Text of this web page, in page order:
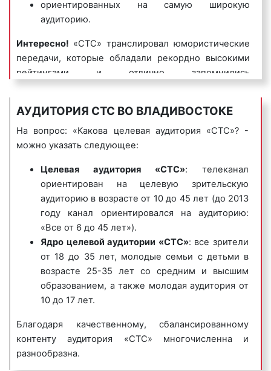
используют рекламу на СТС во Владивостоке в
качестве основного источника информации о
продаваемых товарах или оказываемых
услугах. Планируя проведение рекламной
кампании на телевидении, рекламодатели
должны многое предусмотреть, взвесить и
требующих наибольшего внимания, является
вопрос цены рекламы на СТС.
«Сколько стоит реклама на СТС во
Владивостоке?» – один из самых задаваемых
вопросов среди клиентов «Фасад Медиа
Групп». Стоимость рекламы на СТС во
Владивостоке является вариативной. Цены на
рекламу зависят от следующих факторов:
рейтинг телеканала:
чем популярнее
телеканал, тем дороже стоит его эфирное
время. Популярность СТС определяется
качеством его контента и количеством
зрительской аудитории. Рейтинги СТС
представлены на нашем сайте;
хронометраж рекламного ролика:чем
длиннее рекламный ролик, тем больше
ориентированных на самую широкую
аудиторию.
Интересно! «СТС» транслировал юмористические
передачи, которые обладали рекордно высокими
рейтингами и отлично запомнились
отечественному телезрителю. К таким можно
сериалов, выходивших в эфир на «СТС», наиболее
примечательными являлись: «Беверли-Хиллз,
90210», «Полиция Майами: Отдел нравов» и другие.
В последние годы «СТС» начал активно развивать
журналистику («Истории в деталях»), был запущен
ряд шоу-импровизаций («Слава Богу, ты пришел!»),
музыкальных конкурсов, интеллектуальных игр
(«Самый умный»), развлекательно-познавательных
программ («Галилео»). В 2016 г. на «СТС» вышел
ситком «Отель Элеон», что значительно увеличило
аудиторию канала. Обновление контента «СТС»
привело к росту рейтинга «СТС» во Владивостоке и
Приморском крае. Бренд телеканала «СТС»
Интересно!Новая стратегия развития канала
заключается в значительно более тщательном
контроле сценариев и производства сериалов и
АУДИТОРИЯ СТС ВО ВЛАДИВОСТОКЕ
На вопрос: «Какова целевая аудитория «СТС»? -
можно указать следующее:
Целевая аудитория «СТС»: телеканал
ориентирован на целевую зрительскую
аудиторию в возрасте от 10 до 45 лет (до 2013
году канал ориентировался на аудиторию:
«Все от 6 до 45 лет»).
Ядро целевой аудитории «СТС»: все зрители
от 18 до 35 лет, молодые семьи с детьми в
возрасте 25-35 лет со средним и высшим
образованием, а также молодая аудитория от
10 до 17 лет.
Благодаря качественному, сбалансированному
контенту аудитория «СТС» многочисленна и
разнообразна.